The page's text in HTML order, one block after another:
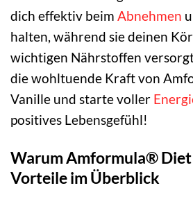
dich effektiv beim Abnehmen
halten, während sie deinen
wichtigen Nährstoffen
die wohltuende Kraft von
Vanille und starte voller
positives Lebensgefühl!
Warum Amformula® Diet
Vorteile im Überblick